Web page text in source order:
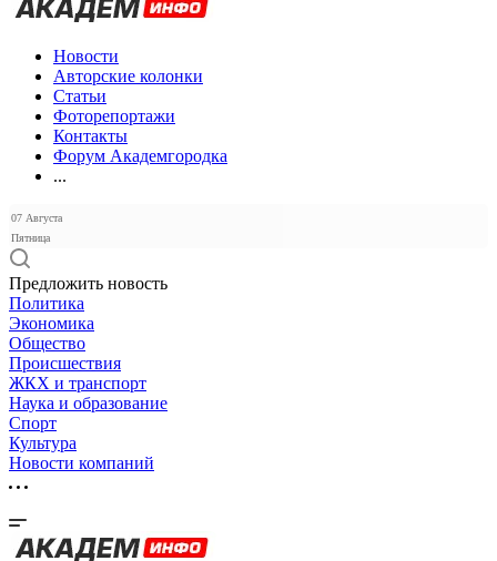
Новости
Авторские колонки
Статьи
Фоторепортажи
Контакты
Форум Академгородка
...
07 Августа
Пятница
Предложить новость
Политика
Экономика
Общество
Происшествия
ЖКХ и транспорт
Наука и образование
Спорт
Культура
Новости компаний